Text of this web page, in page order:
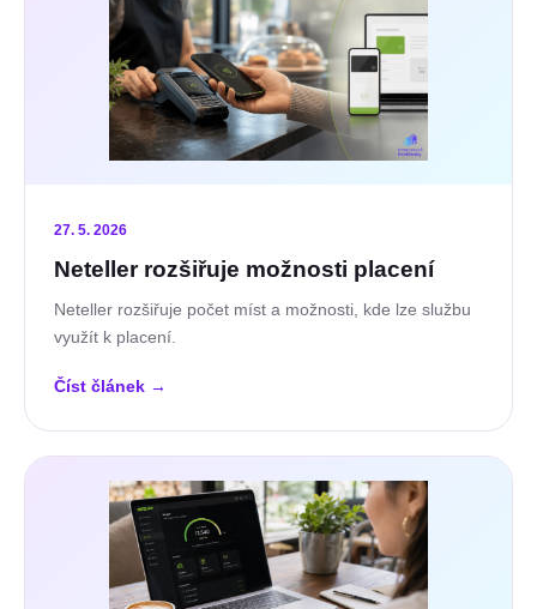
27. 5. 2026
Neteller rozšiřuje možnosti placení
Neteller rozšiřuje počet míst a možnosti, kde lze službu
využít k placení.
Číst článek →